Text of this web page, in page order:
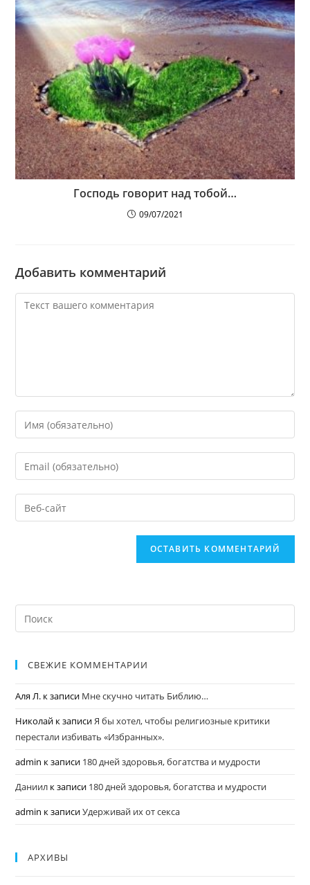
Господь говорит над тобой…
09/07/2021
Добавить комментарий
СВЕЖИЕ КОММЕНТАРИИ
Аля Л. к записи Мне скучно читать Библию…
Николай к записиЯ бы хотел, чтобы религиозные критики
перестали избивать «Избранных».
admin к записи 180 дней здоровья, богатства и мудрости
Даниил к записи 180 дней здоровья, богатства и мудрости
admin к записиУдерживай их от секса
АРХИВЫ